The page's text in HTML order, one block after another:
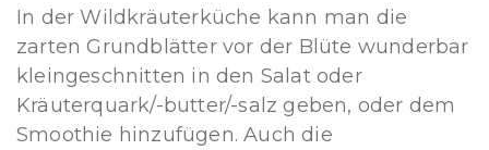
In der Wildkräuterküche kann man die
zarten Grundblätter vor der Blüte wunderbar
kleingeschnitten in den Salat oder
Kräuterquark/-butter/-salz geben, oder dem
Smoothie hinzufügen. Auch die